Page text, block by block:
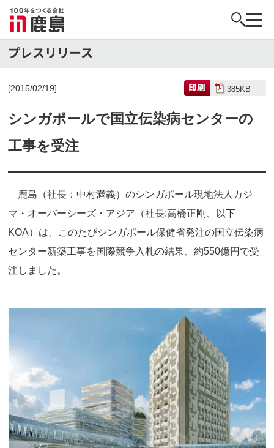
[2015/02/19] 385KB
シンガポールで国立伝染病センターの
工事を受注
鹿島（社長：中村満義）のシンガポール現地法人カジ
マ・オーバーシーズ・アジア（社長:高橋正剛、以下
KOA）は、このたびシンガポール保健省発注の国立伝染病
センター新築工事を国際競争入札の結果、約550億円で受
注しました。